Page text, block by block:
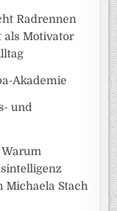
Radrennen
als Motivator
Akademie
und
Michaela Stach